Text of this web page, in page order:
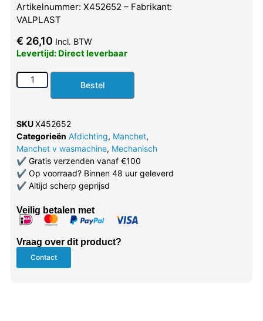
Artikelnummer: X452652 – Fabrikant:
VALPLAST
€ 26,10 Incl. BTW
Levertijd: Direct leverbaar
Bestel
SKUX452652
Categorieën Afdichting, Manchet,
Manchet v wasmachine, Mechanisch
✔Gratis verzenden vanaf €100
✔Op voorraad? Binnen 48 uur geleverd
✔Altijd scherp geprijsd
Veilig betalen met
Vraag over dit product?
Contact